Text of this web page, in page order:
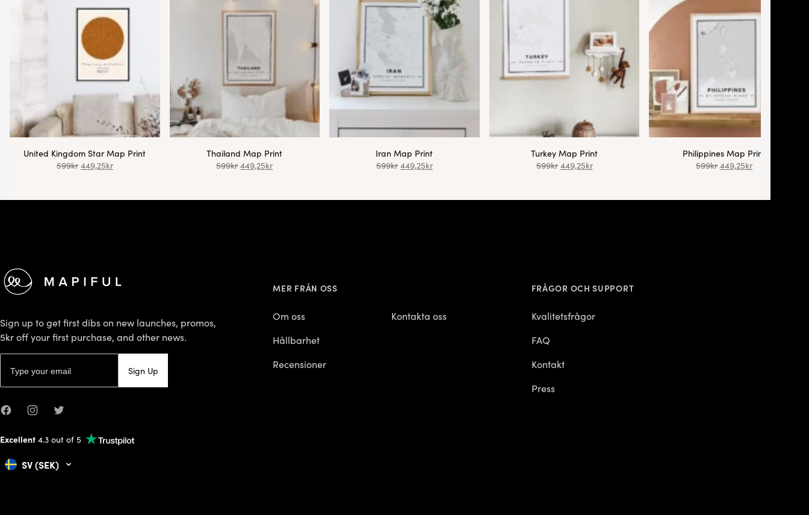
United Kingdom Star Map Print
599kr 449,25kr
Thailand Map Print
599kr 449,25kr
Iran Map Print
599kr 449,25kr
Turkey Map Print
599kr 449,25kr
Philippines Map Print
599kr 449,25kr
Sign up to get first dibs on new launches, promos,
5kr off your first purchase, and other news.
Sign Up
FacebookInstagramTwitter
Excellent 4.3 out of 5
SV (SEK)
MER FRÅN OSS
Om oss
Hållbarhet
Recensioner
Kontakta oss
FRÅGOR OCH SUPPORT
Kvalitetsfrågor
FAQ
Kontakt
Press